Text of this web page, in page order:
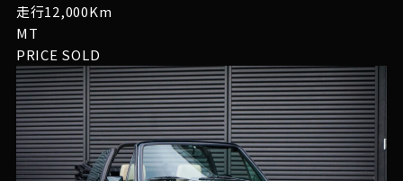
走行12,000Km
MT
PRICE SOLD